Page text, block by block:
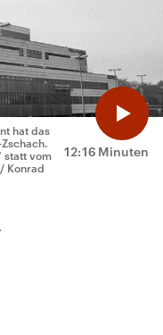
12:16 Minuten
hat das
statt vom
Konrad